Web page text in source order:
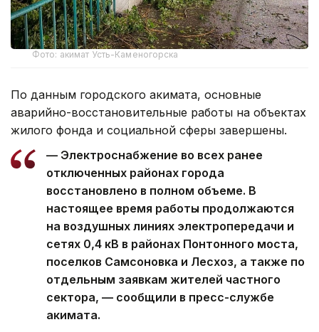
Фото: акимат Усть-Каменогорска
По данным городского акимата, основные
аварийно-восстановительные работы на объектах
жилого фонда и социальной сферы завершены.
— Электроснабжение во всех ранее
отключенных районах города
восстановлено в полном объеме. В
настоящее время работы продолжаются
на воздушных линиях электропередачи и
сетях 0,4 кВ в районах Понтонного моста,
поселков Самсоновка и Лесхоз, а также по
отдельным заявкам жителей частного
сектора, — сообщили в пресс-службе
акимата.